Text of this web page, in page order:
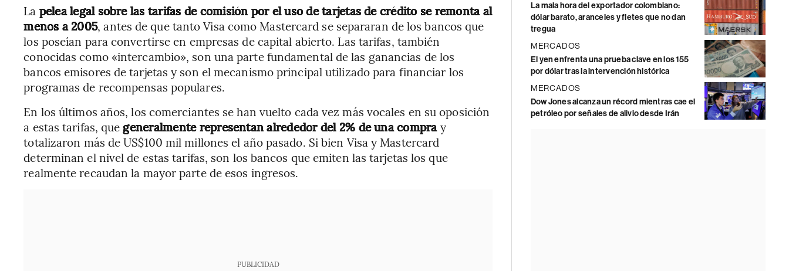
La pelea legal sobre las tarifas de comisión por el uso de tarjetas de crédito se remonta al
menos a 2005, antes de que tanto Visa como Mastercard se separaran de los bancos que
los poseían para convertirse en empresas de capital abierto. Las tarifas, también
conocidas como «intercambio», son una parte fundamental de las ganancias de los
bancos emisores de tarjetas y son el mecanismo principal utilizado para financiar los
programas de recompensas populares.
En los últimos años, los comerciantes se han vuelto cada vez más vocales en su oposición
a estas tarifas, que generalmente representan alrededor del 2% de una compray
totalizaron más de US$100 mil millones el año pasado. Si bien Visa y Mastercard
determinan el nivel de estas tarifas, son los bancos que emiten las tarjetas los que
realmente recaudan la mayor parte de esos ingresos.
PUBLICIDAD
La mala hora del exportador colombiano:
dólar barato, aranceles y fletes que no dan
tregua
MERCADOS
El yen enfrenta una prueba clave en los 155
por dólar tras la intervención histórica
MERCADOS
Dow Jones alcanza un récord mientras cae el
petróleo por señales de alivio desde Irán